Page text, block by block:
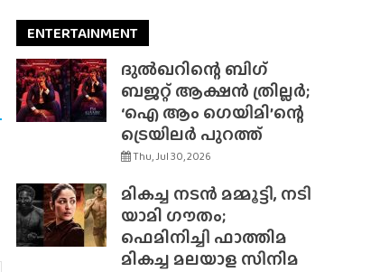
ENTERTAINMENT
ദുൽഖറിന്റെ ബിഗ്
ബജറ്റ് ആക്ഷൻ ത്രില്ലർ;
‘ഐ ആം ഗെയിമി’ന്റെ
ട്രെയിലർ പുറത്ത്
Thu, Jul 30, 2026
മികച്ച നടൻ മമ്മൂട്ടി, നടി
യാമി ഗൗതം;
ഫെമിനിച്ചി ഫാത്തിമ
മികച്ച മലയാള സിനിമ